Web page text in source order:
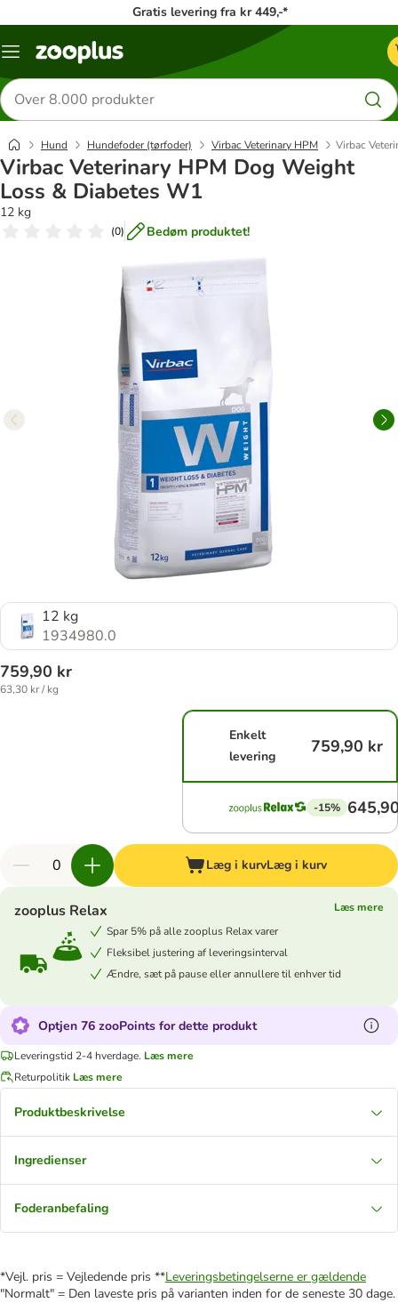
Gratis levering fra kr 449,-*
Menu
Søg
efter
produkter
Hund Hundefoder (tørfoder) Virbac Veterinary HPM Virbac
Virbac Veterinary HPM Dog Weight
Loss & Diabetes W1
12 kg
(0) Bedøm produktet!
12 kg
1934980.0
759,90 kr
63,30 kr / kg
Enkelt
levering
759,90 kr
-15%
Læg i kurvLæg i kurv
zooplus Relax
Læs mere
Spar 5% på alle zooplus Relax varer
Fleksibel justering af leveringsinterval
Ændre, sæt på pause eller annullere til enhver tid
Optjen 76 zooPoints for dette produkt
Leveringstid 2-4 hverdage. Læs mere
Returpolitik Læs mere
Produktbeskrivelse
Ingredienser
Foderanbefaling
*Vejl. pris = Vejledende pris **Leveringsbetingelserne er gældende
"Normalt" = Den laveste pris på varianten inden for de seneste 30 dage.